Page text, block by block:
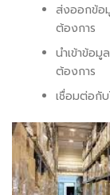
ส่งออกข้อ
ต้องการ
นำเข้าข้อ
ต้องการ
เชื่อมต่อกั